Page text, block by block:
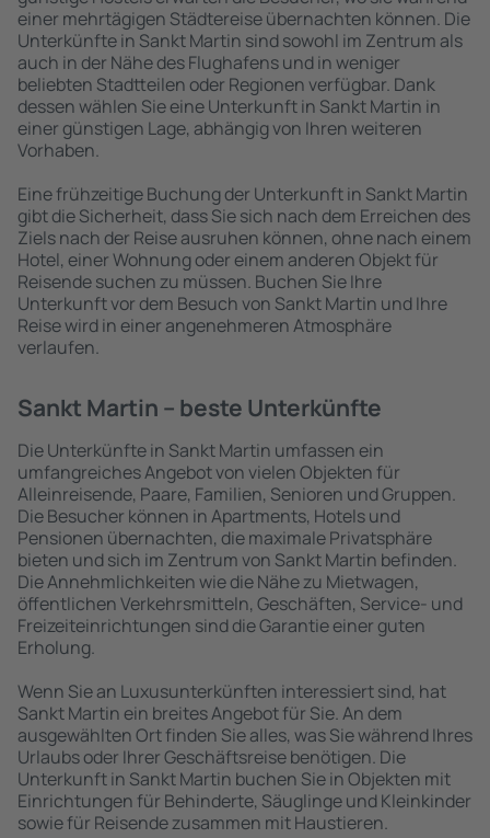
einer mehrtägigen Städtereise übernachten können. Die
Unterkünfte in Sankt Martin sind sowohl im Zentrum als
auch in der Nähe des Flughafens und in weniger
beliebten Stadtteilen oder Regionen verfügbar. Dank
dessen wählen Sie eine Unterkunft in Sankt Martin in
einer günstigen Lage, abhängig von Ihren weiteren
Vorhaben.
Eine frühzeitige Buchung der Unterkunft in Sankt Martin
gibt die Sicherheit, dass Sie sich nach dem Erreichen des
Ziels nach der Reise ausruhen können, ohne nach einem
Hotel, einer Wohnung oder einem anderen Objekt für
Reisende suchen zu müssen. Buchen Sie Ihre
Unterkunft vor dem Besuch von Sankt Martin und Ihre
Reise wird in einer angenehmeren Atmosphäre
verlaufen.
Sankt Martin – beste Unterkünfte
Die Unterkünfte in Sankt Martin umfassen ein
umfangreiches Angebot von vielen Objekten für
Alleinreisende, Paare, Familien, Senioren und Gruppen.
Die Besucher können in Apartments, Hotels und
Pensionen übernachten, die maximale Privatsphäre
bieten und sich im Zentrum von Sankt Martin befinden.
Die Annehmlichkeiten wie die Nähe zu Mietwagen,
öffentlichen Verkehrsmitteln, Geschäften, Service- und
Freizeiteinrichtungen sind die Garantie einer guten
Erholung.
Wenn Sie an Luxusunterkünften interessiert sind, hat
Sankt Martin ein breites Angebot für Sie. An dem
ausgewählten Ort finden Sie alles, was Sie während Ihres
Urlaubs oder Ihrer Geschäftsreise benötigen. Die
Unterkunft in Sankt Martin buchen Sie in Objekten mit
Einrichtungen für Behinderte, Säuglinge und Kleinkinder
sowie für Reisende zusammen mit Haustieren.